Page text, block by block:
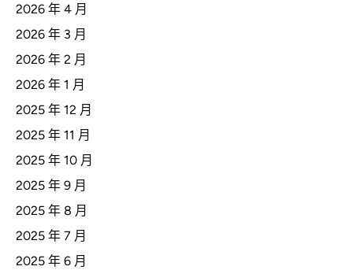
2026 年 4 月
2026 年 3 月
2026 年 2 月
2026 年 1 月
2025 年 12 月
2025 年 11 月
2025 年 10 月
2025 年 9 月
2025 年 8 月
2025 年 7 月
2025 年 6 月